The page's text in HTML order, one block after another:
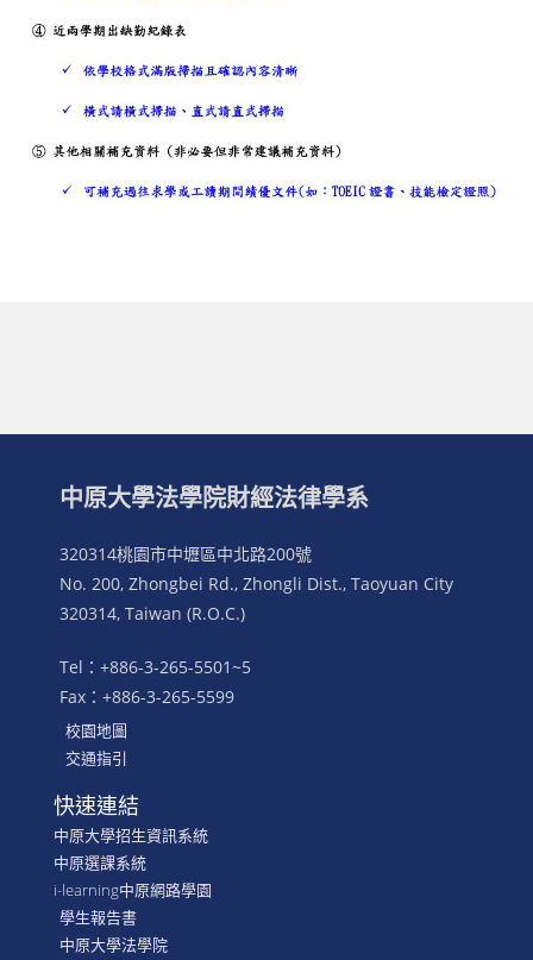
中原大學法學院財經法律學系
320314桃園市中壢區中北路200號
No. 200, Zhongbei Rd., Zhongli Dist., Taoyuan City
320314, Taiwan (R.O.C.)
Tel：+886-3-265-5501~5
Fax：+886-3-265-5599
校園地圖
交通指引
快速連結
中原大學招生資訊系統
中原選課系統
i-learning中原網路學園
學生報告書
中原大學法學院